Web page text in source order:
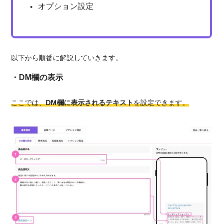
オプション設定
以下から順番に解説していきます。
・DM欄の表示
ここでは、DM欄に表示されるテキストを設定できます。